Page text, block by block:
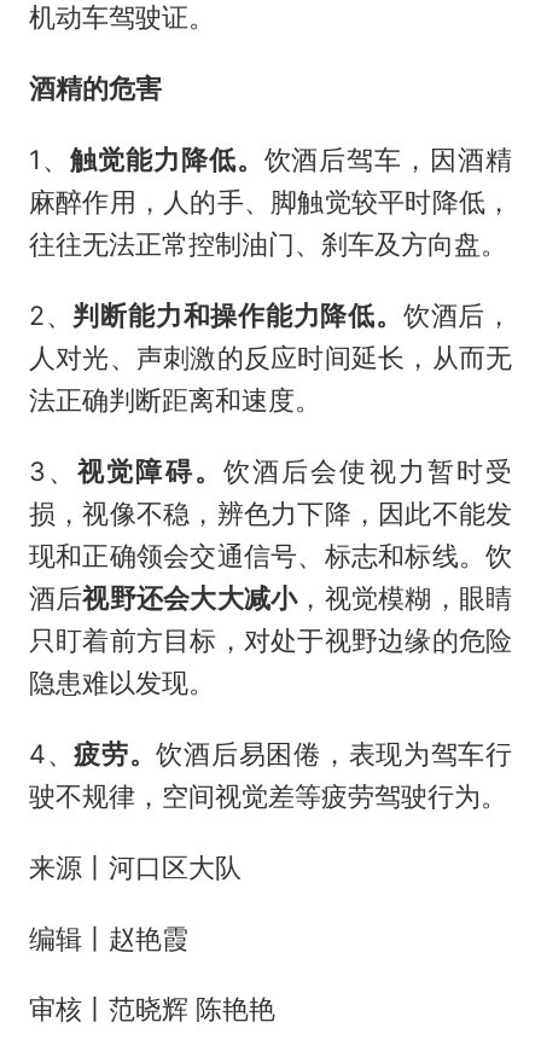
机动车驾驶证。
酒精的危害
1、 触觉能力降低。 饮酒后驾车，因酒精
麻醉作用，人的手、脚触觉较平时降低，
往往无法正常控制油门、刹车及方向盘。
2、 判断能力和操作能力降低。 饮酒后，
人对光、声刺激的反应时间延长，从而无
法正确判断距离和速度。
3、视觉障碍。 饮酒后会使视力暂时受
损，视像不稳，辨色力下降，因此不能发
现和正确领会交通信号、标志和标线。饮
酒后视野还会大大减小，视觉模糊，眼睛
只盯着前方目标，对处于视野边缘的危险
隐患难以发现。
4、疲劳。饮酒后易困倦，表现为驾车行
驶不规律，空间视觉差等疲劳驾驶行为。
来源丨河口区大队
编辑丨赵艳霞
审核丨范晓辉 陈艳艳